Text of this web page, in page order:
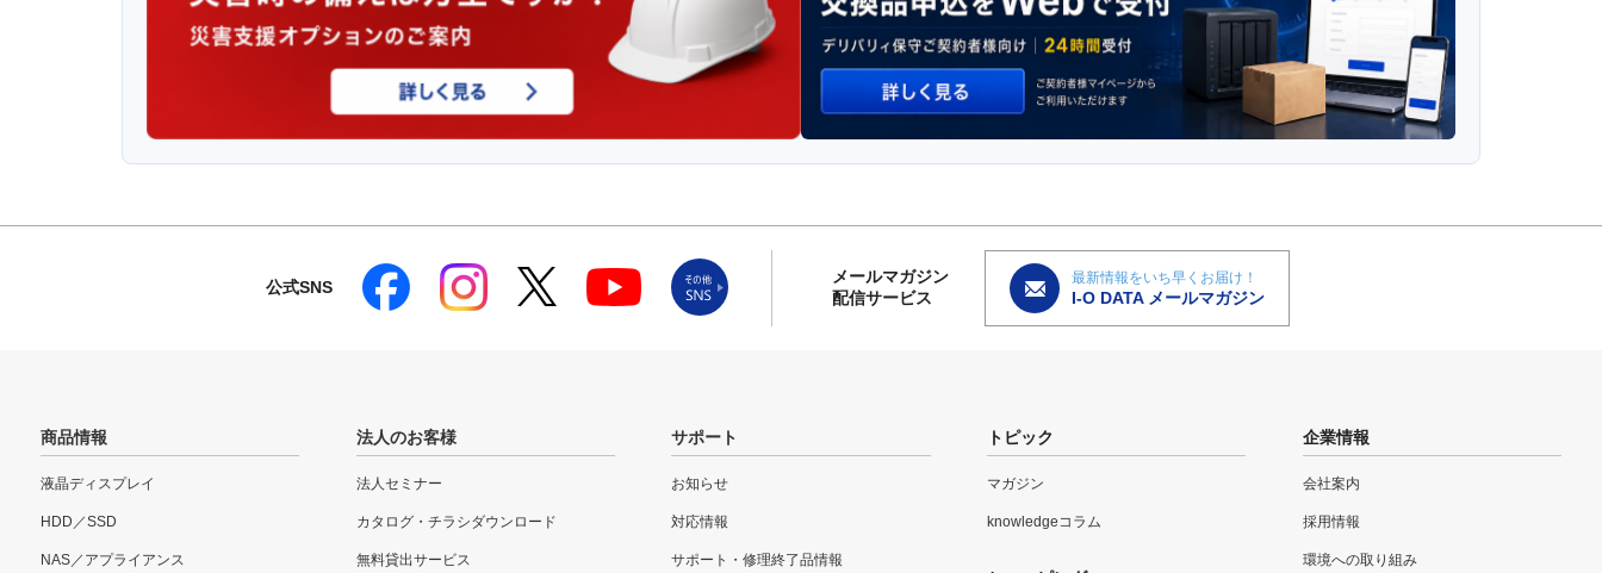
公式SNS
メールマガジン
配信サービス
最新情報をいち早くお届け！
I-O DATA メールマガジン
商品情報
液晶ディスプレイ
HDD／SSD
NAS／アプライアンス
法人のお客様
法人セミナー
カタログ・チラシダウンロード
無料貸出サービス
サポート
お知らせ
対応情報
サポート・修理終了品情報
トピック
マガジン
knowledgeコラム
企業情報
会社案内
採用情報
環境への取り組み